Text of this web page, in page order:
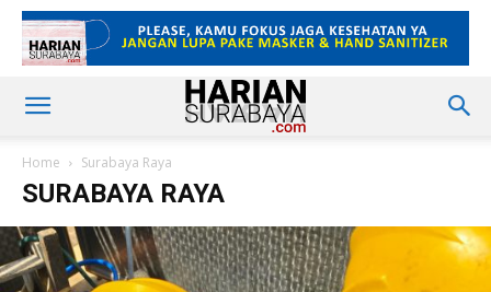
Home Surabaya Raya
SURABAYA RAYA